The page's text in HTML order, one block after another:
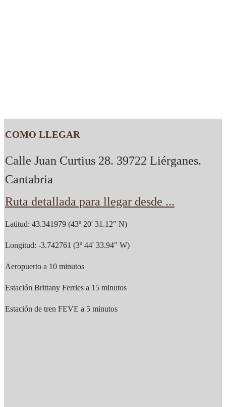
COMO LLEGAR
Calle Juan Curtius 28. 39722 Liérganes.
Cantabria
Ruta detallada para llegar desde ...
Latitud: 43.341979 (43º 20' 31.12" N)
Longitud: -3.742761 (3º 44' 33.94" W)
Aeropuerto a 10 minutos
Estación Brittany Ferries a 15 minutos
Estación de tren FEVE a 5 minutos